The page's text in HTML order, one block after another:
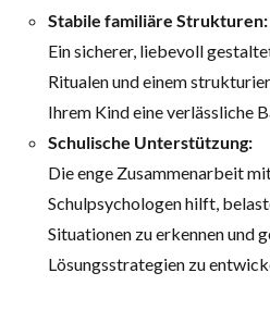
Stabile familiäre Strukturen:
Ein sicherer, liebevoll
Ritualen und einem
Ihrem Kind eine verlässliche
Schulische Unterstützung:
Die enge Zusammenarbeit
Schulpsychologen hilft,
Situationen zu erkennen und
Lösungsstrategien zu